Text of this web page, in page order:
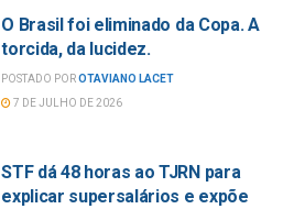
O Brasil foi eliminado da Copa. A
torcida, da lucidez.
POSTADO POROTAVIANO LACET
7 DE JULHO DE 2026
STF dá 48 horas ao TJRN para
explicar supersalários e expõe